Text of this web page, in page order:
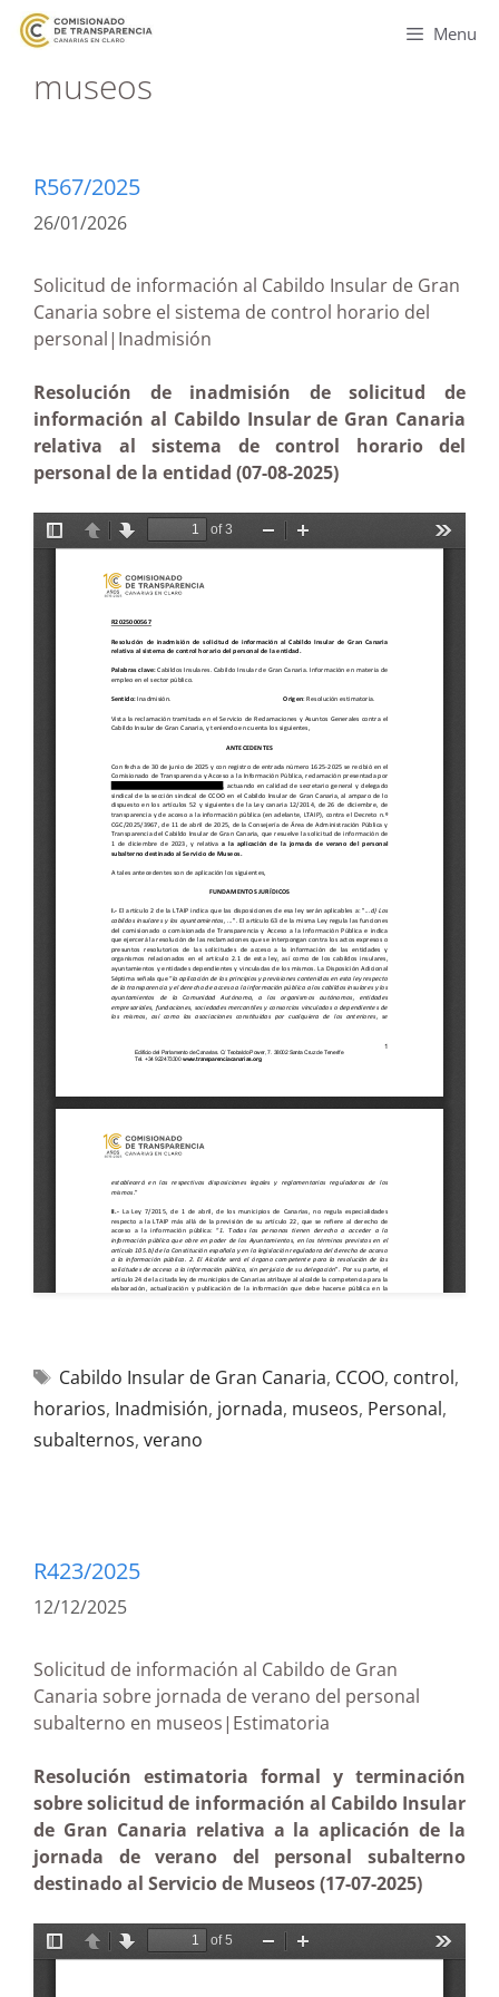
Menu
museos
R567/2025
26/01/2026
Solicitud de información al Cabildo Insular de Gran
Canaria sobre el sistema de control horario del
personal|Inadmisión
Resolución de inadmisión de solicitud de
información al Cabildo Insular de Gran Canaria
relativa al sistema de control horario del
personal de la entidad (07-08-2025)
Cabildo Insular de Gran Canaria, CCOO, control,
horarios, Inadmisión, jornada, museos, Personal,
subalternos, verano
R423/2025
12/12/2025
Solicitud de información al Cabildo de Gran
Canaria sobre jornada de verano del personal
subalterno en museos|Estimatoria
Resolución estimatoria formal y terminación
sobre solicitud de información al Cabildo Insular
de Gran Canaria relativa a la aplicación de la
jornada de verano del personal subalterno
destinado al Servicio de Museos (17-07-2025)